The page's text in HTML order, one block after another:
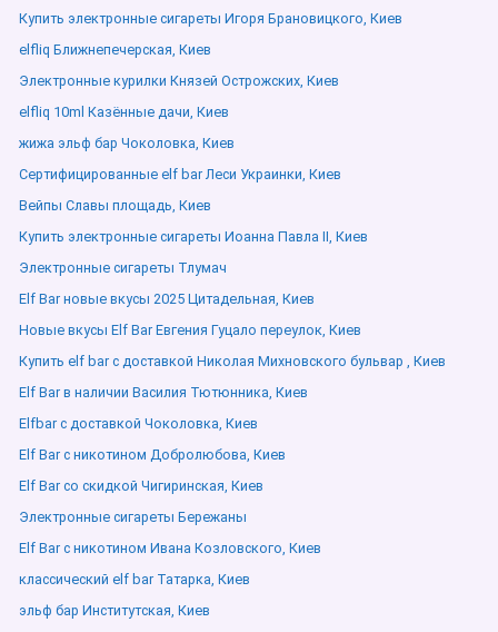
Купить электронные сигареты Игоря Брановицкого, Киев
elfliq Ближнепечерская, Киев
Электронные курилки Князей Острожских, Киев
elfliq 10ml Казённые дачи, Киев
жижа эльф бар Чоколовка, Киев
Сертифицированные elf bar Леси Украинки, Киев
Вейпы Славы площадь, Киев
Купить электронные сигареты Иоанна Павла ІІ, Киев
Электронные сигареты Тлумач
Elf Bar новые вкусы 2025 Цитадельная, Киев
Новые вкусы Elf Bar Евгения Гуцало переулок, Киев
Купить elf bar с доставкой Николая Михновского бульвар , Киев
Elf Bar в наличии Василия Тютюнника, Киев
Elfbar с доставкой Чоколовка, Киев
Elf Bar с никотином Добролюбова, Киев
Elf Bar со скидкой Чигиринская, Киев
Электронные сигареты Бережаны
Elf Bar с никотином Ивана Козловского, Киев
классический elf bar Татарка, Киев
эльф бар Институтская, Киев